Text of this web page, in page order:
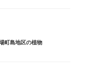
町島地区の植物